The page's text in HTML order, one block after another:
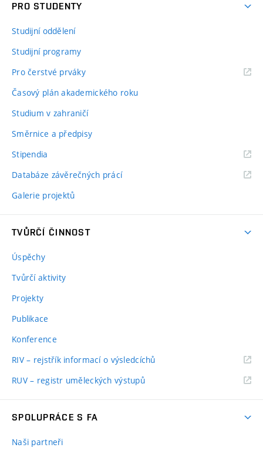
PRO STUDENTY
Studijní oddělení
Studijní programy
Pro čerstvé prváky
Časový plán akademického roku
Studium v zahraničí
Směrnice a předpisy
Stipendia
Databáze závěrečných prácí
Galerie projektů
TVŮRČÍ ČINNOST
Úspěchy
Tvůrčí aktivity
Projekty
Publikace
Konference
RIV – rejstřík informací o výsledcíchů
RUV – registr uměleckých výstupů
SPOLUPRÁCE S FA
Naši partneři